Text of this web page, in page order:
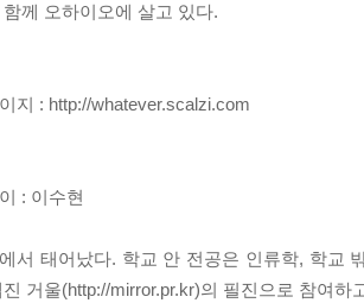
함께 오하이오에 살고 있다.
지 : http://whatever.scalzi.com
: 이수현
서 태어났다. 학교 안 전공은 인류학, 학교
진 거울(http://mirror.pr.kr)의 필진으로 참여